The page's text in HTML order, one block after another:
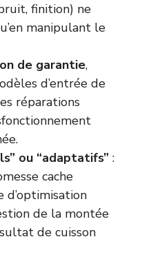
finition) ne
manipulant le
de garantie,
d’entrée de
réparations
ou “adaptatifs” :
cache
d’optimisation
de la montée
de cuisson